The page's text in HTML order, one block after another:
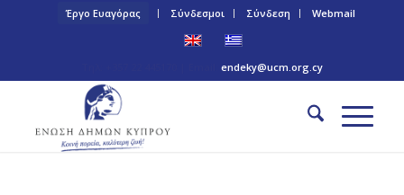
Έργο Ευαγόρας Σύνδεσμοι Σύνδεση Webmail
endeky@ucm.org.cy